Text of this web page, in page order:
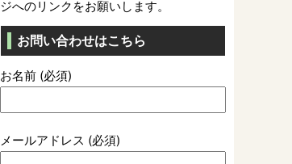
ジへのリンクをお願いします。
お問い合わせはこちら
お名前 (必須)
メールアドレス (必須)